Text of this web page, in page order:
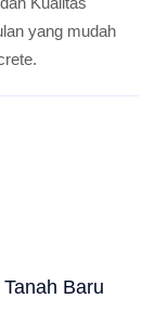
yang mudah
Baru